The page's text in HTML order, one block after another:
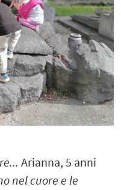
Arianna, 5 anni
nel cuore e le